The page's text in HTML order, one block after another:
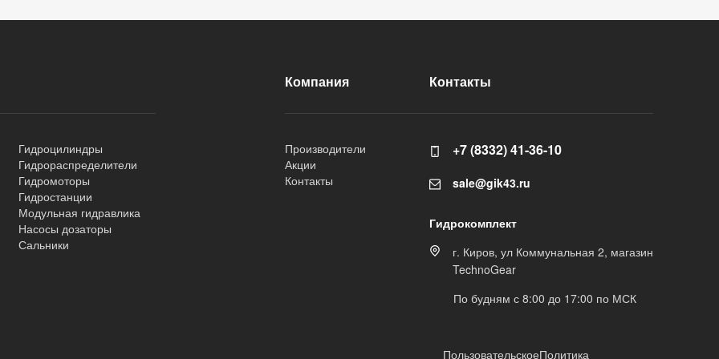
Гидроцилиндры
Гидрораспределители
Гидромоторы
Гидростанции
Модульная гидравлика
Насосы дозаторы
Сальники
Компания
Производители
Акции
Контакты
Контакты
+7 (8332) 41-36-10
sale@gik43.ru
Гидрокомплект
г. Киров, ул Коммунальная 2, магазин
TechnoGear
По будням с 8:00 до 17:00 по МСК
ПользовательскоеПолитика